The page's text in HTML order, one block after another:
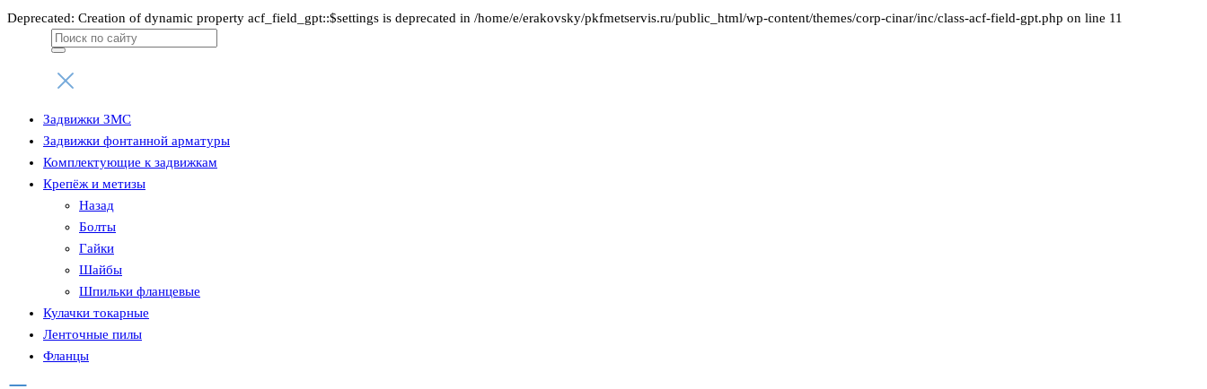
Deprecated: Creation of dynamic property acf_field_gpt::$settings is deprecated in /home/e/erakovsky/pkfmetservis.ru/public_html/wp-content/themes/corp-cinar/inc/class-acf-field-gpt.php on line 11
Поиск
Задвижки ЗМС
Задвижки фонтанной арматуры
Комплектующие к задвижкам
Крепёж и метизы
Назад
Болты
Гайки
Шайбы
Шпильки фланцевые
Кулачки токарные
Ленточные пилы
Фланцы